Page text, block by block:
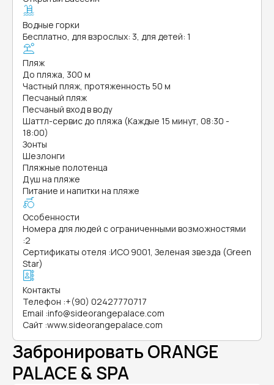
Водные горки
Бесплатно, для взрослых: 3, для детей: 1
Пляж
До пляжа, 300 м
Частный пляж, протяженность 50 м
Песчаный пляж
Песчаный вход в воду
Шаттл-сервис до пляжа (Каждые 15 минут, 08:30 -
18:00)
Зонты
Шезлонги
Пляжные полотенца
Душ на пляже
Питание и напитки на пляже
Особенности
Номера для людей с ограниченными возможностями
:2
Сертификаты отеля :ИСО 9001, Зеленая звезда (Green
Star)
Контакты
Телефон :+(90) 02427770717
Email :info@sideorangepalace.com
Сайт :www.sideorangepalace.com
Забронировать ORANGE
PALACE & SPA